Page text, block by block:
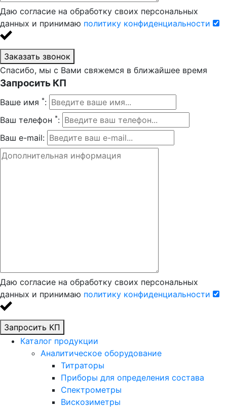
Даю согласие на обработку своих персональных
данных и принимаю политику конфиденциальности
Заказать звонок
Спасибо, мы с Вами свяжемся в ближайшее время
Запросить КП
Ваше имя *:
Ваш телефон *:
Ваш e-mail:
Даю согласие на обработку своих персональных
данных и принимаю политику конфиденциальности
Запросить КП
Каталог продукции
Аналитическое оборудование
Титраторы
Приборы для определения состава
Спектрометры
Вискозиметры